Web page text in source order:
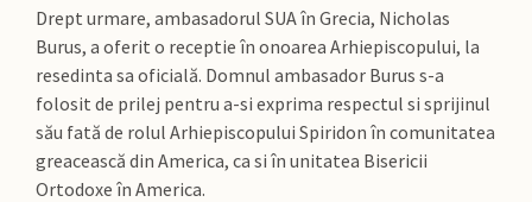
Drept urmare, ambasadorul SUA în Grecia, Nicholas
Burus, a oferit o receptie în onoarea Arhiepiscopului, la
resedinta sa oficială. Domnul ambasador Burus s-a
folosit de prilej pentru a-si exprima respectul si sprijinul
său fată de rolul Arhiepiscopului Spiridon în comunitatea
greacească din America, ca si în unitatea Bisericii
Ortodoxe în America.